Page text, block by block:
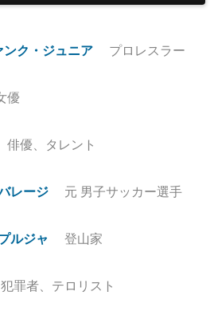
ンク・ジュニア プロレスラー
優
俳優、タレント
レージ 元 男子サッカー選手
ルジャ 登山家
犯罪者、テロリスト